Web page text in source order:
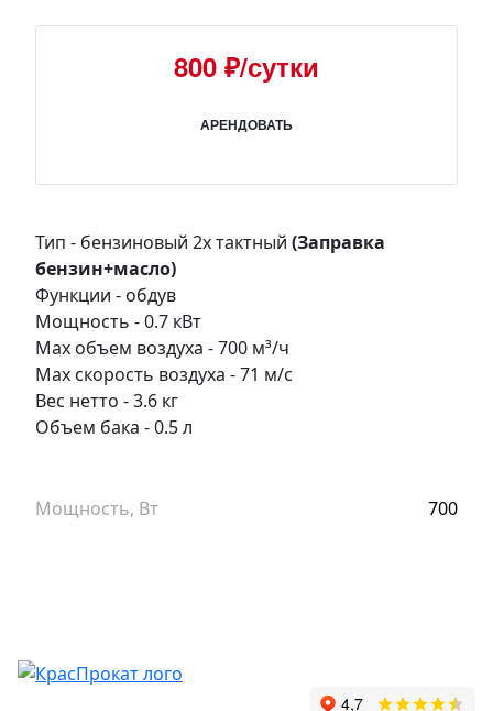
800 ₽/сутки
АРЕНДОВАТЬ
Тип - бензиновый 2х тактный (Заправка
бензин+масло)
Функции - обдув
Мощность - 0.7 кВт
Max объем воздуха - 700 м³/ч
Max скорость воздуха - 71 м/с
Вес нетто - 3.6 кг
Объем бака - 0.5 л
Мощность, Вт 700